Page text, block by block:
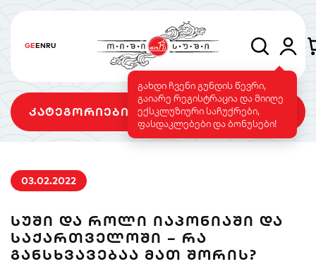
GEENRU
გახდი ჩვენი გუნდის წევრი,
გაიარე რეგისტრაცია და მიიღე
ექსკლუზიური საჩუქრები,
ფასდაკლებები და ბონუსები!
კატეგორიები
03.02.2022
ᲡᲣᲨᲘ ᲓᲐ ᲠᲝᲚᲘ ᲘᲐᲞᲝᲜᲘᲐᲨᲘ ᲓᲐ
ᲡᲐᲥᲐᲠᲗᲕᲔᲚᲝᲨᲘ – ᲠᲐ
ᲒᲐᲜᲡᲮᲕᲐᲕᲔᲑᲐᲐ ᲛᲐᲗ ᲨᲝᲠᲘᲡ?